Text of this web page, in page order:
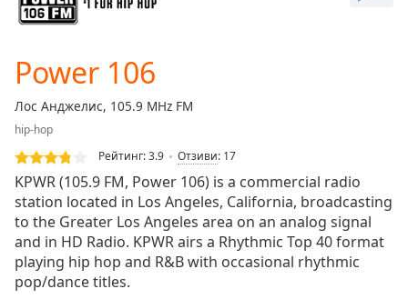
Mute
Loaded:
0.00%
Stream
TypeLIVE
Seek to
live,
currently
behind
live LIVE
Remaining
Time-
Power 106
Лос Анджелис, 105.9 MHz FM
hip-hop
Рейтинг:3.9 Отзиви: 17
KPWR (105.9 FM, Power 106) is a commercial radio
station located in Los Angeles, California, broadcasting
to the Greater Los Angeles area on an analog signal
and in HD Radio. KPWR airs a Rhythmic Top 40 format
playing hip hop and R&B with occasional rhythmic
pop/dance titles.